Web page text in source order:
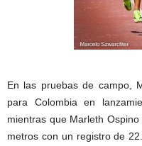
En las pruebas de campo,
para Colombia en
mientras que Marleth
metros con un registro de